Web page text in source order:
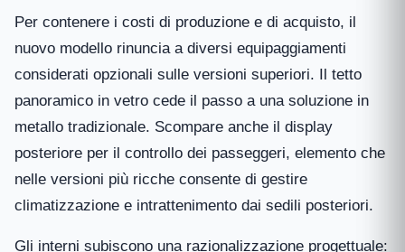
Per contenere i costi di produzione e di acquisto, il
nuovo modello rinuncia a diversi equipaggiamenti
considerati opzionali sulle versioni superiori. Il tetto
panoramico in vetro cede il passo a una soluzione in
metallo tradizionale. Scompare anche il display
posteriore per il controllo dei passeggeri, elemento che
nelle versioni più ricche consente di gestire
climatizzazione e intrattenimento dai sedili posteriori.
Gli interni subiscono una razionalizzazione progettuale: